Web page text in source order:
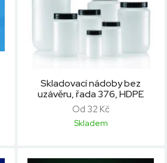
Skladovací nádoby bez
uzávěru, řada 376, HDPE
Od 32 Kč
Skladem